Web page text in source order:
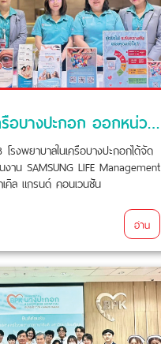
โรงพยาบาลในเครือบางปะกอก ออกหน่วยตรวจสุขภาพในงาน SAMSUNG LIFE Management Meeting
งพยาบาลในเครือบางปะกอกได้จัด
าน SAMSUNG LIFE Management
คิล แกรนด์ คอนเวนชัน
อ่าน